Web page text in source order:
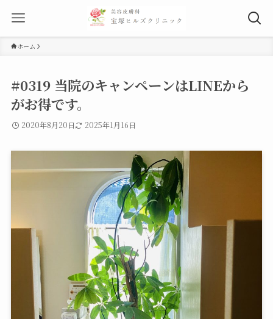
ホーム
#0319 当院のキャンペーンはLINEから
がお得です。
2020年8月20日 2025年1月16日